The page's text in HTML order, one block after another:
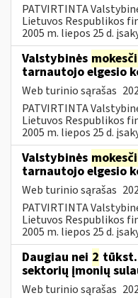
PATVIRTINTA
Lietuvos Respublikos
2005 m. liepos 25 d.
Valstybinės
tarnautojo elgesio
Web turinio sąrašas
PATVIRTINTA
Lietuvos Respublikos
2005 m. liepos 25 d.
Valstybinės
tarnautojo elgesio
Web turinio sąrašas
PATVIRTINTA
Lietuvos Respublikos
2005 m. liepos 25 d.
Daugiau nei 2
sektorių įmonių
Web turinio sąrašas